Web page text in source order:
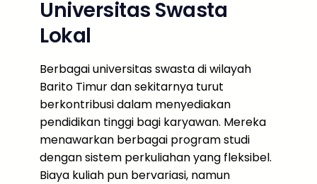
Universitas Swasta
Lokal
Berbagai universitas swasta di wilayah
Barito Timur dan sekitarnya turut
berkontribusi dalam menyediakan
pendidikan tinggi bagi karyawan. Mereka
menawarkan berbagai program studi
dengan sistem perkuliahan yang fleksibel.
Biaya kuliah pun bervariasi, namun